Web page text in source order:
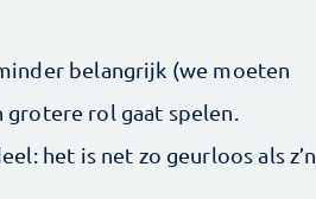
belangrijk (we moeten
rol gaat spelen.
het is net zo geurloos als z’n